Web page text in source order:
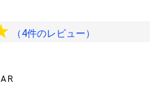
（4件のレビュー）